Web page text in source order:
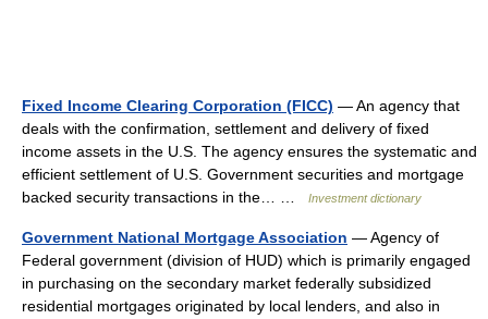
Fixed Income Clearing Corporation (FICC) — An agency that
deals with the confirmation, settlement and delivery of fixed
income assets in the U.S. The agency ensures the systematic and
efficient settlement of U.S. Government securities and mortgage
backed security transactions in the… …
Investment dictionary
Government National Mortgage Association — Agency of
Federal government (division of HUD) which is primarily engaged
in purchasing on the secondary market federally subsidized
residential mortgages originated by local lenders, and also in